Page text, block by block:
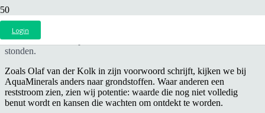
Login
Ons jaarbericht 2025 is uit. Onder het thema
erin zit”
circulariteit en het optimaal benutten van reststoffen centraal
stonden.
Zoals Olaf van der Kolk in zijn voorwoord schrijft, kijken we bij
AquaMinerals anders naar grondstoffen. Waar anderen een
reststroom zien, zien wij potentie: waarde die nog niet volledig
benut wordt en kansen die wachten om ontdekt te worden.